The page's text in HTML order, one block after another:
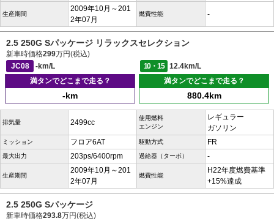
生産期間
2009年10月～201
2年07月
燃費性能 -
2.5 250G Sパッケージ リラックスセレクション
新車時価格299万円(税込)
JC08
-km/L 10・15
12.4km/L
満タンでどこまで走る？
-km
満タンでどこまで走る？
880.4km
排気量 2499cc
使用燃料
エンジン
レギュラー
ガソリン
ミッション フロア6AT 駆動方式 FR
最大出力 203ps/6400rpm 過給器（ターボ） -
生産期間
2009年10月～201
2年07月
燃費性能
H22年度燃費基準
+15%達成
2.5 250G Sパッケージ
新車時価格293.8万円(税込)